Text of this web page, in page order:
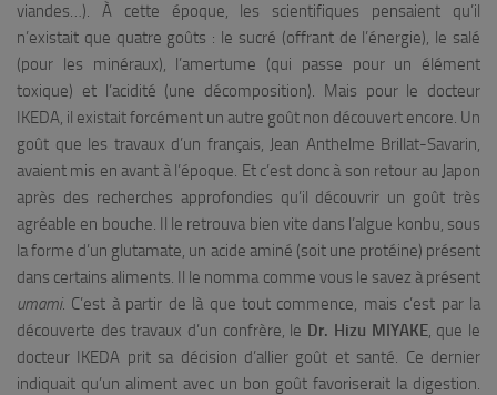
viandes…). À cette époque, les scientifiques pensaient qu’il
n’existait que quatre goûts : le sucré (offrant de l’énergie), le salé
(pour les minéraux), l’amertume (qui passe pour un élément
toxique) et l’acidité (une décomposition). Mais pour le docteur
IKEDA, il existait forcément un autre goût non découvert encore. Un
goût que les travaux d’un français, Jean Anthelme Brillat-Savarin,
avaient mis en avant à l’époque. Et c’est donc à son retour au Japon
après des recherches approfondies qu’il découvrir un goût très
agréable en bouche. Il le retrouva bien vite dans l’algue konbu, sous
la forme d’un glutamate, un acide aminé (soit une protéine) présent
dans certains aliments. Il le nomma comme vous le savez à présent
umami. C’est à partir de là que tout commence, mais c’est par la
découverte des travaux d’un confrère, le Dr. Hizu MIYAKE, que le
docteur IKEDA prit sa décision d’allier goût et santé. Ce dernier
indiquait qu’un aliment avec un bon goût favoriserait la digestion.